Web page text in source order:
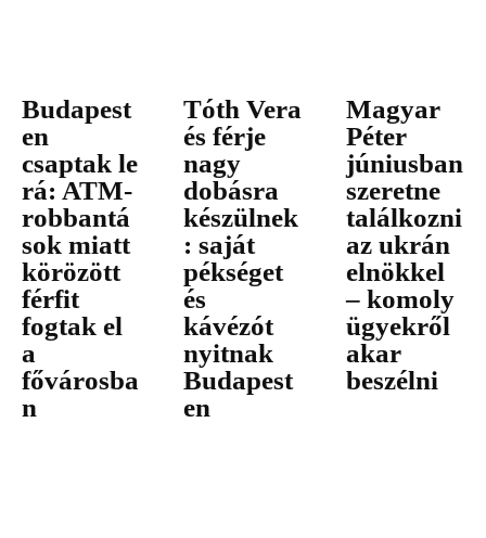
Budapest
en
csaptak le
rá: ATM-
robbantá
sok miatt
körözött
férfit
fogtak el
a
fővárosba
n
Tóth Vera
és férje
nagy
dobásra
készülnek
: saját
pékséget
és
kávézót
nyitnak
Budapest
en
Magyar
Péter
júniusban
szeretne
találkozni
az ukrán
elnökkel
– komoly
ügyekről
akar
beszélni